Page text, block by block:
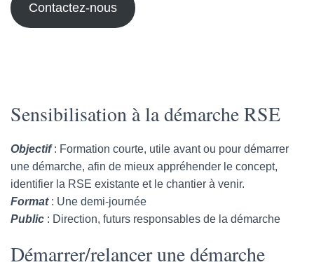
Contactez-nous
Sensibilisation à la démarche RSE
Objectif: Formation courte, utile avant ou pour démarrer
une démarche, afin de mieux appréhender le concept,
identifier la RSE existante et le chantier à venir.
Format : Une demi-journée
Public : Direction, futurs responsables de la démarche
Démarrer/relancer une démarche